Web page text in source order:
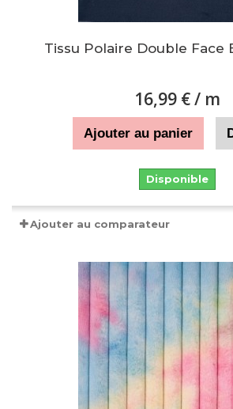
Tissu Polaire Double Face
16,99 €/ m
Ajouter au panier
Disponible
Ajouter au comparateur